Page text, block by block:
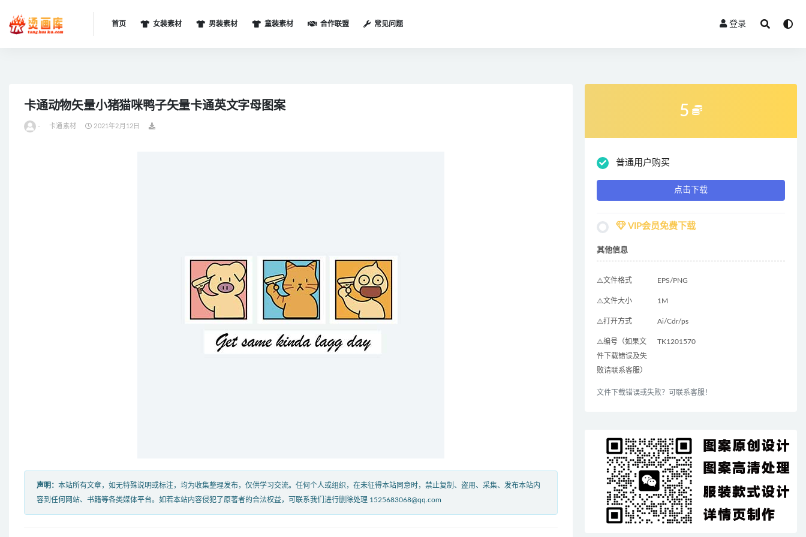
首页 女装素材 男装素材 童装素材 合作联盟 常见问题 登录
卡通动物矢量小猪猫咪鸭子矢量卡通英文字母图案
- 卡通素材 2021年2月12日
声明： 本站所有文章，如无特殊说明或标注，均为收集整理发布，仅供学习交流。任何个人或组织，在未征得本站同意时，禁止复制、盗用、采集、发布本站内
容到任何网站、书籍等各类媒体平台。如若本站内容侵犯了原著者的合法权益，可联系我们进行删除处理 1525683068@qq.com
5
普通用户购买
点击下载
VIP会员免费下载
其他信息
⚠️文件格式 EPS/PNG
⚠️文件大小 1M
⚠️打开方式 Ai/Cdr/ps
⚠️编号（如果文
件下载错误及失
败请联系客服）
TK1201570
文件下载错误或失败？可联系客服！